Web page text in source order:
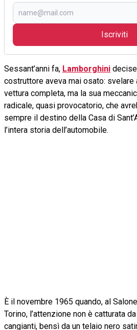
Iscriviti
Sessant’anni fa, Lamborghini
costruttore aveva mai osato: svelare
vettura completa, ma la sua
radicale, quasi provocatorio, che
sempre il destino della Casa di
l’intera storia dell’automobile.
È il novembre 1965 quando, al
Torino, l’attenzione non è catturata
cangianti, bensì da un telaio nero